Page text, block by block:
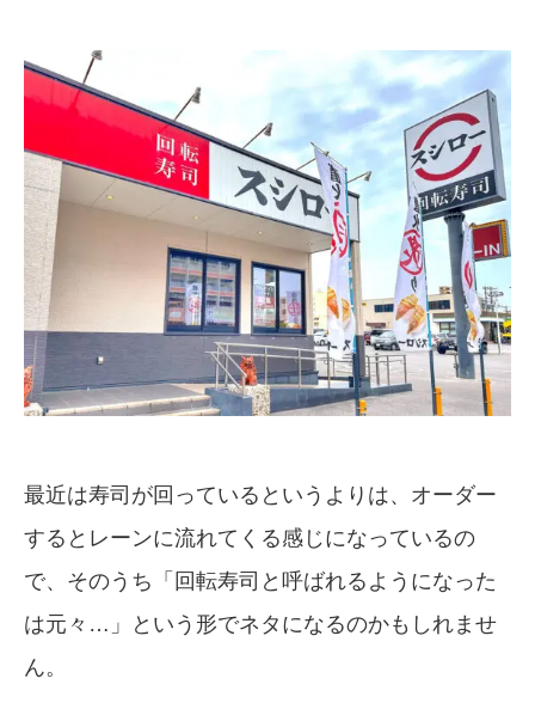
最近は寿司が回っているというよりは、オーダー
するとレーンに流れてくる感じになっているの
で、そのうち「回転寿司と呼ばれるようになった
は元々…」という形でネタになるのかもしれませ
ん。